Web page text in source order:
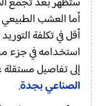
أما العشب الطبيعي
أقل في تكلفة
استخدامه في جزء
إلى تفاصيل
الصناعي بجدة.